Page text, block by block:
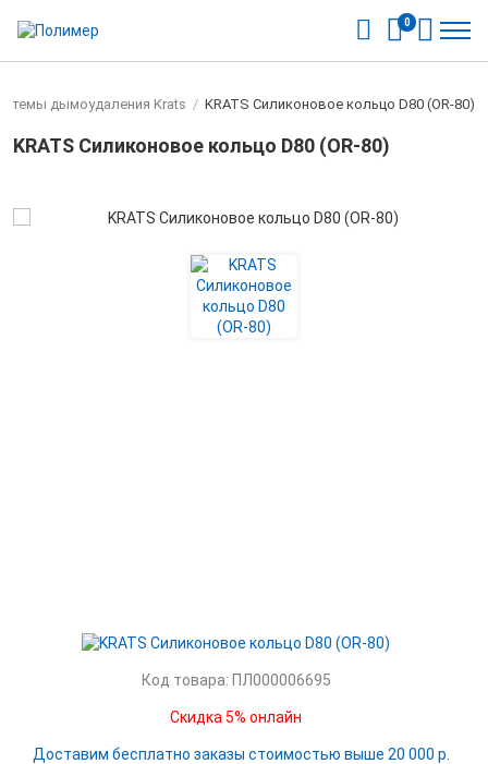
0
дымоудаления Krats / KRATS Силиконовое кольцо D80 (OR-80)
KRATS Силиконовое кольцо D80 (OR-80)
Код товара: ПЛ000006695
Скидка 5% онлайн
Доставим бесплатно заказы стоимостью выше 20 000 р.